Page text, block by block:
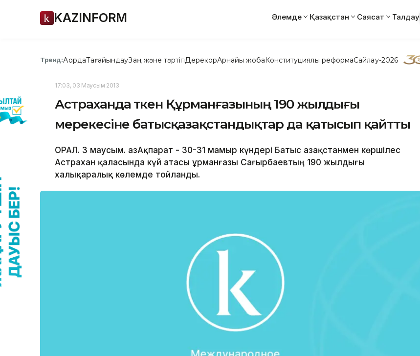
KAZINFORM Әлемде Қазақстан Саясат Талдау
Тренд:АқордаТағайындауЗаң және тәртіпДерекқорАрнайы жобаКонституциялық реформаСайлау-2026
17:03, 03 Маусым 2013
Астраханда өткен Құрманғазының 190 жылдығы
мерекесіне батысқазақстандықтар да қатысып қайтты
ОРАЛ. 3 маусым. ҚазАқпарат - 30-31 мамыр күндері Батыс Қазақстанмен көршілес
Астрахан қаласында күй атасы Құрманғазы Сағырбаевтың 190 жылдығы
халықаралық көлемде тойланды.